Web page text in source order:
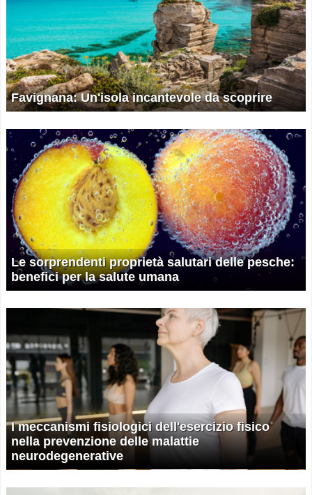
Favignana: Un'isola incantevole da scoprire
Le sorprendenti proprietà salutari delle pesche:
benefici per la salute umana
I meccanismi fisiologici dell'esercizio fisico
nella prevenzione delle malattie
neurodegenerative